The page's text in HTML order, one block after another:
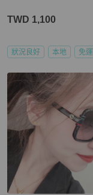
TWD 1,100
狀況良好 本地 免運